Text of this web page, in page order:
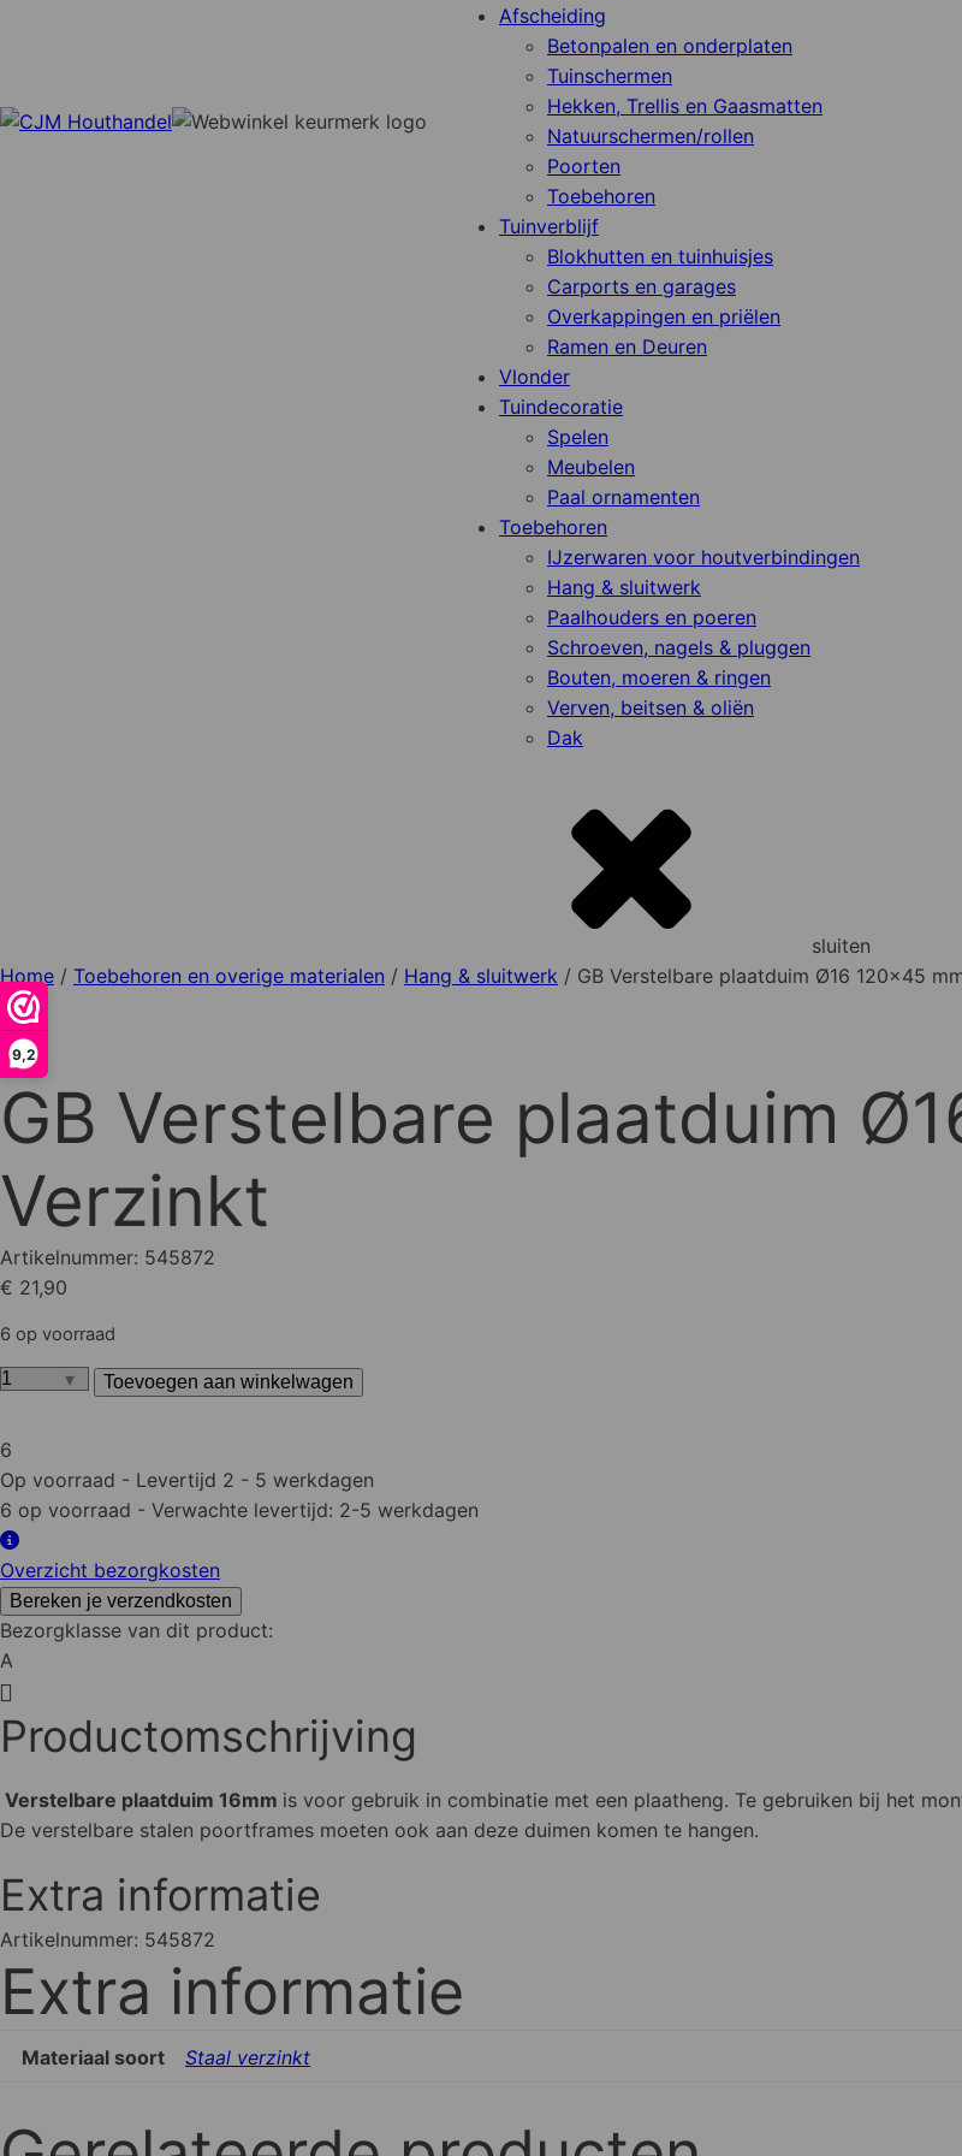
9,2
Afscheiding
Betonpalen en onderplaten
Tuinschermen
Hekken, Trellis en Gaasmatten
Natuurschermen/rollen
Poorten
Toebehoren
Tuinverblijf
Blokhutten en tuinhuisjes
Carports en garages
Overkappingen en priëlen
Ramen en Deuren
Vlonder
Tuindecoratie
Spelen
Meubelen
Paal ornamenten
Toebehoren
IJzerwaren voor houtverbindingen
Hang & sluitwerk
Paalhouders en poeren
Schroeven, nagels & pluggen
Bouten, moeren & ringen
Verven, beitsen & oliën
Dak
sluiten
Home / Toebehoren en overige materialen / Hang & sluitwerk / GB Verstelbare plaatduim Ø16 120x45
GB Verstelbare plaatduim
Verzinkt
Artikelnummer: 545872
€ 21,90
6 op voorraad
GB
plaatduim
Ø16
120x45
mm
Verzinkt
aantal
Toevoegen aan winkelwagen
6
Op voorraad - Levertijd 2 - 5 werkdagen
6 op voorraad - Verwachte levertijd: 2-5 werkdagen
Overzicht bezorgkosten
Bereken je verzendkosten
Bezorgklasse van dit product:
A
Productomschrijving
Verstelbare plaatduim 16mm is voor gebruik in combinatie met een plaatheng. Te gebruiken bij het
De verstelbare stalen poortframes moeten ook aan deze duimen komen te hangen.
Extra informatie
Artikelnummer: 545872
Extra informatie
Materiaal soort Staal verzinkt